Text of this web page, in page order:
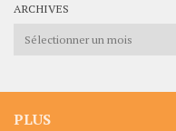
ARCHIVES
Archives
PLUS